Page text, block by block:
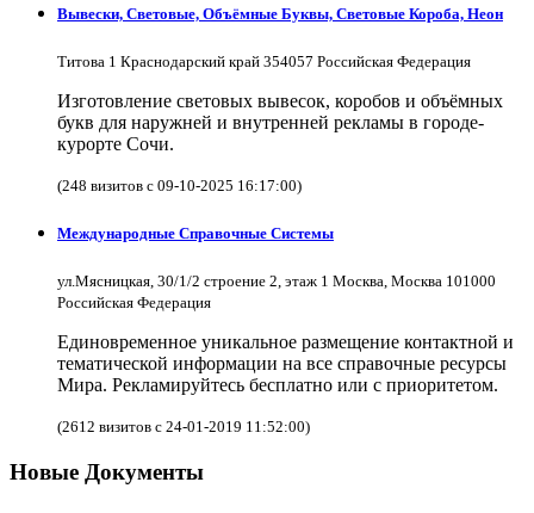
Вывески, Световые, Объёмные Буквы, Световые Короба, Неон
Титова 1 Краснодарский край 354057 Российская Федерация
Изготовление световых вывесок, коробов и объёмных
букв для наружней и внутренней рекламы в городе-
курорте Сочи.
(248 визитов с 09-10-2025 16:17:00)
Международные Справочные Системы
ул.Мясницкая, 30/1/2 строение 2, этаж 1 Москва, Москва 101000
Российская Федерация
Единовременное уникальное размещение контактной и
тематической информации на все справочные ресурсы
Мира. Рекламируйтесь бесплатно или с приоритетом.
(2612 визитов с 24-01-2019 11:52:00)
Новые Документы